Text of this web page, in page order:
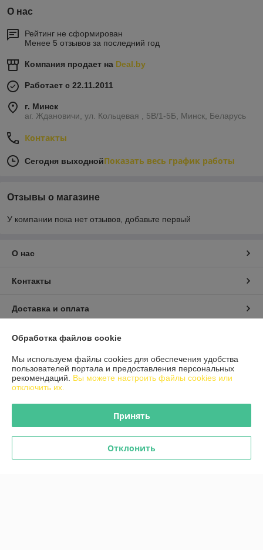
О нас
Рейтинг не сформирован
Менее 5 отзывов за последний год
Компания продает на Deal.by
Работает с 22.11.2011
г. Минск
аг. Ждановичи, ул. Кольцевая , 5В/1-5Б, Минск, Беларусь
Контакты
Сегодня выходнойПоказать весь график работы
Отзывы о магазине
У компании пока нет отзывов, добавьте первый
О нас
Контакты
Доставка и оплата
График работы
Полная версия сайта
Политика обработки cookies
Сайт создан на платформе Deal.by
Обработка файлов cookie
Мы используем файлы cookies для обеспечения удобства
пользователей портала и предоставления персональных
рекомендаций. Вы можете настроить файлы cookies или
отключить их.
Принять
Отклонить